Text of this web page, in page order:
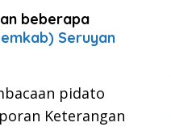
beberapa
Seruyan
pidato
Keterangan